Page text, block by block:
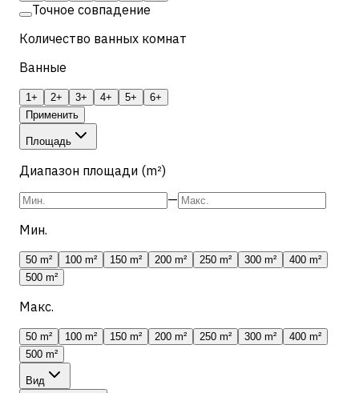
Точное совпадение
Количество ванных комнат
Ванные
1+ 2+ 3+ 4+ 5+
6+
Применить
Площадь
Диапазон площади (m²)
—
Мин.
50 m² 100 m² 150 m² 200 m² 250 m² 300 m²
400 m²
500 m²
Макс.
50 m² 100 m² 150 m² 200 m² 250 m² 300 m²
400 m²
500 m²
Вид